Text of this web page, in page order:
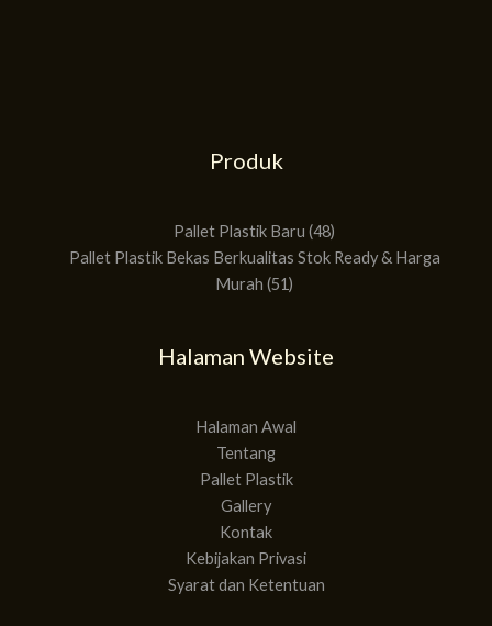
Produk
Pallet Plastik Baru 48
Pallet Plastik Bekas Berkualitas Stok Ready & Harga
Murah 51
Halaman Website
Halaman Awal
Tentang
Pallet Plastik
Gallery
Kontak
Kebijakan Privasi
Syarat dan Ketentuan